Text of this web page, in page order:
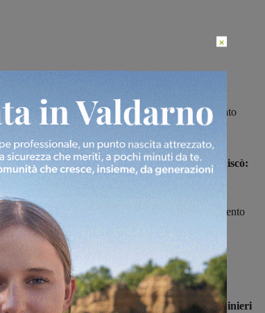
consumato a Faella. Il bambino è cosciente ed è stato
per essere trasportato al Meyer
frazione del comune di Castelfranco Piandiscò:
chili è caduto addosso a un bambino di 7 anni.
del 118.
Il piccolo al momento dell'intervento
cosciente: ha riportato un politrauma.
alla Gruccia per essere poi trasportato con il
pediatrico Meyer: il maltempo però non
dell'elisoccorso. È stata così
Sul posto sono intervenuti i carabinieri
×